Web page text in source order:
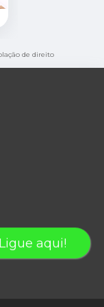
de direito
Ligue aqui!